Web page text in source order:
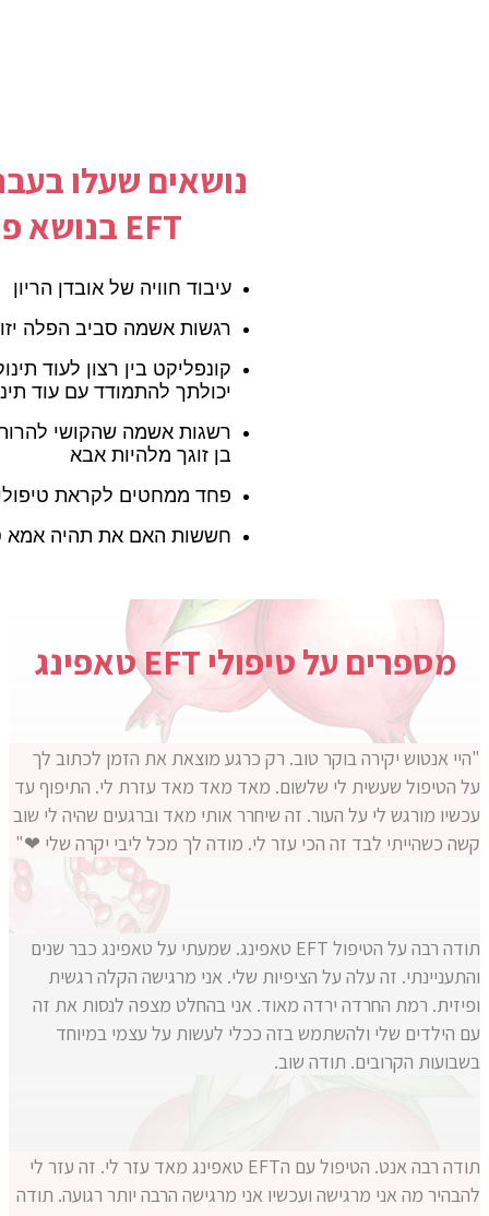
נושאים שעלו
EFT בנושא פוריות:
עיבוד חוויה של אובדן הריון
רגשות אשמה סביב הפלה
קונפליקט בין רצון לעוד
יכולתך להתמודד עם עוד
רשגות אשמה שהקושי
בן זוגך מלהיות אבא
פחד ממחטים לקראת
חששות האם את תהיה אמא
מספרים על טיפולי EFT טאפינג
"היי אנטוש יקירה בוקר טוב. רק כרגע מוצאת את הזמן לכתוב לך
על הטיפול שעשית לי שלשום. מאד מאד מאד עזרת לי. התיפוף עד
עכשיו מורגש לי על העור. זה שיחרר אותי מאד וברגעים שהיה לי שוב
קשה כשהייתי לבד זה הכי עזר לי. מודה לך מכל ליבי יקרה שלי ❤"
תודה רבה על הטיפול EFT טאפינג. שמעתי על טאפינג כבר שנים
והתעניינתי. זה עלה על הציפיות שלי. אני מרגישה הקלה רגשית
ופיזית. רמת החרדה ירדה מאוד. אני בהחלט מצפה לנסות את זה
עם הילדים שלי ולהשתמש בזה ככלי לעשות על עצמי במיוחד
בשבועות הקרובים. תודה שוב.
תודה רבה אנט. הטיפול עם הEFT טאפינג מאד עזר לי. זה עזר לי
להבהיר מה אני מרגישה ועכשיו אני מרגישה הרבה יותר רגועה. תודה